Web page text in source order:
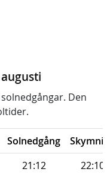
Den
Solnedgång
21:12 22:10